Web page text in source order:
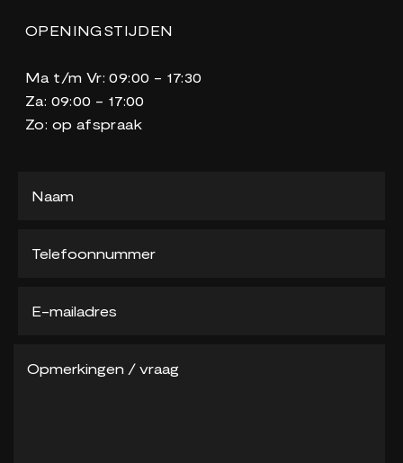
OPENINGSTIJDEN
Ma t/m Vr: 09:00 - 17:30
Za: 09:00 - 17:00
Zo: op afspraak